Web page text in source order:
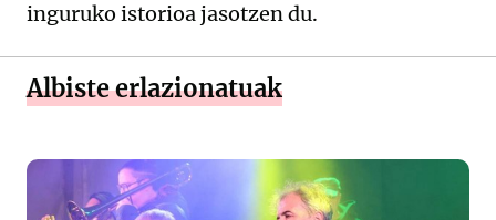
inguruko istorioa jasotzen du.
Albiste erlazionatuak